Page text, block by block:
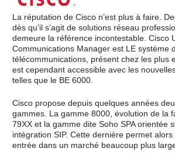
La réputation de Cisco n’est plus à faire.
dès qu’il s’agit de solutions réseau
demeure la référence incontestable. Cisco
Communications Manager est LE système
télécommunications, présent chez les plus
est cependant accessible avec les
telles que le BE 6000.
Cisco propose depuis quelques années
gammes. La gamme 8000, évolution de la
79XX et la gamme dite Soho SPA orientée
intégration SIP. Cette dernière permet
entrée dans un marché beaucoup plus